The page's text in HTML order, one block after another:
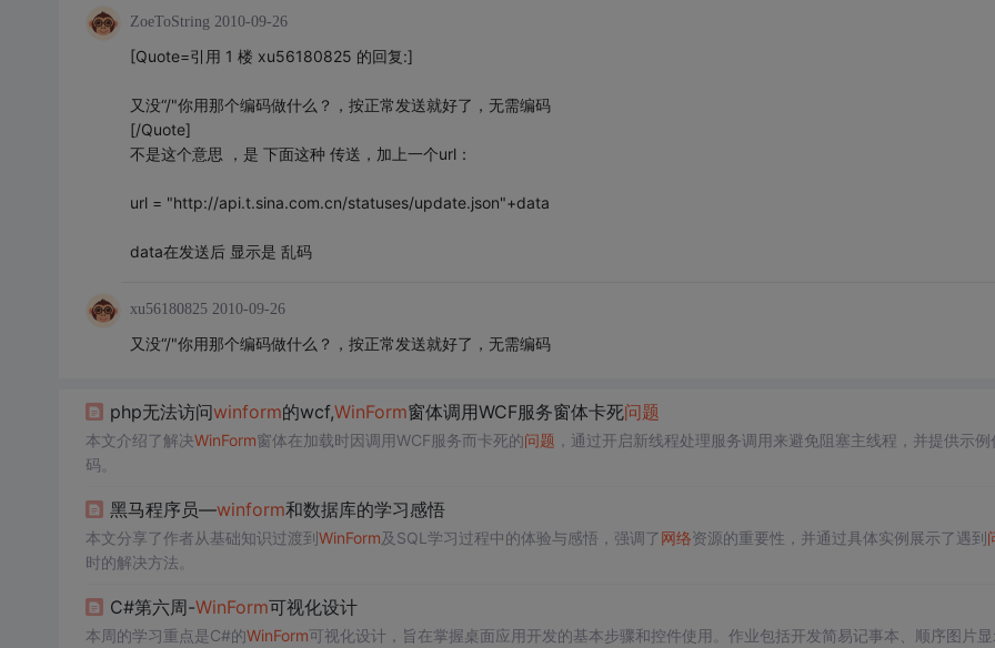
ZoeToString 2010-09-26
[Quote=引用 1 楼 xu56180825 的回复:]
又没“/"你用那个编码做什么？，按正常发送就好了，无需编码
[/Quote]
不是这个意思 ，是 下面这种 传送，加上一个url：
url = "http://api.t.sina.com.cn/statuses/update.json"+data
data在发送后 显示是 乱码
xu56180825 2010-09-26
又没“/"你用那个编码做什么？，按正常发送就好了，无需编码
php无法访问winform的wcf,WinForm窗体调用WCF服务窗体卡死问题
本文介绍了解决WinForm窗体在加载时因调用WCF服务而卡死的问题 ，通过开启新线程处理服务调用来避免阻塞主线程，并提供示例
码。
黑马程序员—winform和数据库的学习感悟
本文分享了作者从基础知识过渡到WinForm及SQL学习过程中的体验与感悟，强调了网络资源的重要性，并通过具体实例展示了遇到
时的解决方法。
C#第六周-WinForm可视化设计
本周的学习重点是C#的WinForm可视化设计，旨在掌握桌面应用开发的基本步骤和控件使用。作业包括开发简易记事本、顺序图片